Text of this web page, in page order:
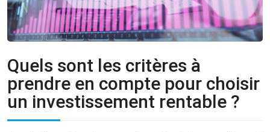
Quels sont les critères à
prendre en compte pour choisir
un investissement rentable ?